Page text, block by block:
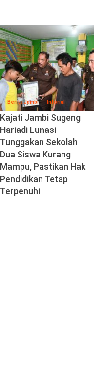
Berita Jambi Inforial
Kajati Jambi Sugeng
Hariadi Lunasi
Tunggakan Sekolah
Dua Siswa Kurang
Mampu, Pastikan Hak
Pendidikan Tetap
Terpenuhi